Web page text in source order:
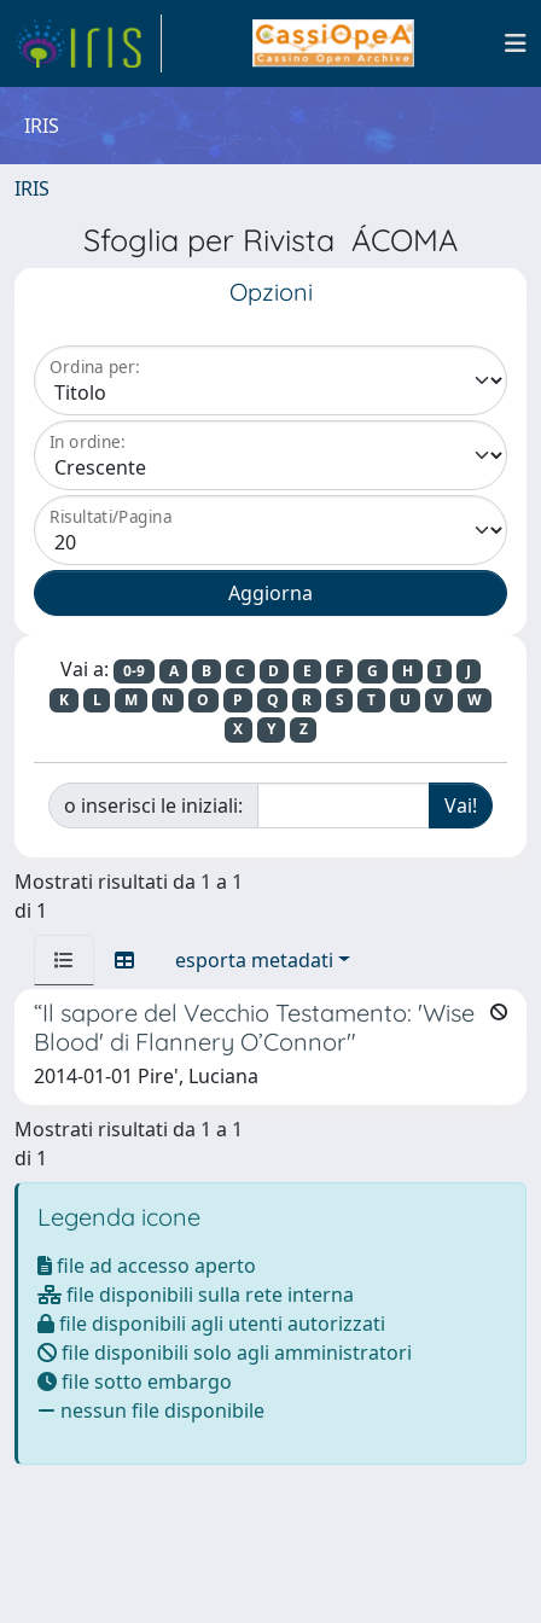
IRIS
IRIS
Sfoglia per Rivista ÁCOMA
Opzioni
Ordina per:
In ordine:
Risultati/Pagina
Vai a: 0-9 A B C D E F G H I
J
K
L M N O P Q R S T U V
W
X
Y Z
o inserisci le iniziali:
Mostrati risultati da 1 a 1
di 1
esporta metadati
“Il sapore del Vecchio Testamento: 'Wise
Blood' di Flannery O’Connor"
2014-01-01 Pire', Luciana
Mostrati risultati da 1 a 1
di 1
Legenda icone
file ad accesso aperto
file disponibili sulla rete interna
file disponibili agli utenti autorizzati
file disponibili solo agli amministratori
file sotto embargo
nessun file disponibile